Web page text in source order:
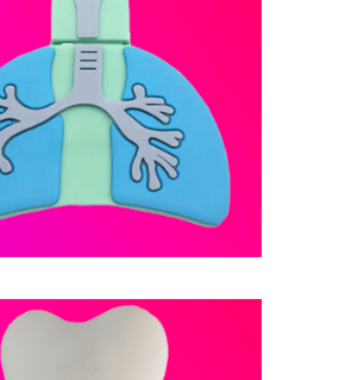
فلش مموری عروسکی -- کد B4